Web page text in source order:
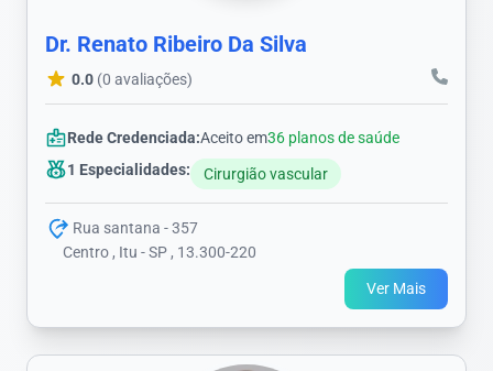
Dr. Renato Ribeiro Da Silva
0.0 (0 avaliações)
Rede Credenciada:Aceito em36 planos de saúde
1 Especialidades:
Cirurgião vascular
Rua santana - 357
Centro , Itu - SP , 13.300-220
Ver Mais